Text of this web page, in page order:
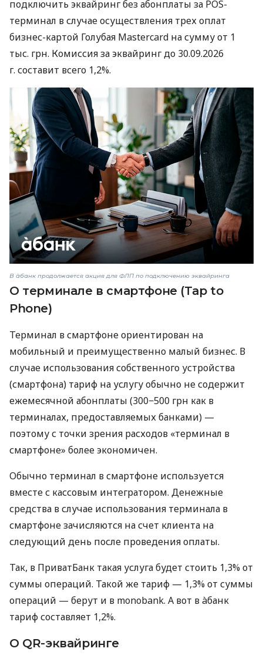
подключить эквайринг без абонплаты за POS-
терминал в случае осуществления трех оплат
бизнес-картой Голубая Mastercard на сумму от 1
тыс. грн. Комиссия за эквайринг до 30.09.2026
г. составит всего 1,2%.
В àбанк продолжается акция для ФЛП по подключению эквайринга
О терминале в смартфоне (Tap to
Phone)
Терминал в смартфоне ориентирован на
мобильный и преимущественно малый бизнес. В
случае использования собственного устройства
(смартфона) тариф на услугу обычно не содержит
ежемесячной абонплаты (300−500 грн как в
терминалах, предоставляемых банками) —
поэтому с точки зрения расходов «терминал в
смартфоне» более экономичен.
Обычно терминал в смартфоне используется
вместе с кассовым интегратором. Денежные
средства в случае использования терминала в
смартфоне зачисляются на счет клиента на
следующий день после проведения оплаты.
Так, в ПриватБанк такая услуга будет стоить 1,3% от
суммы операций. Такой же тариф — 1,3% от суммы
операций — берут и в monobank. А вот в àбанк
тариф составляет 1,2%.
О QR-эквайринге